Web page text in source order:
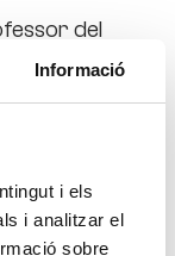
Informació
i els
i analitzar el
sobre
del
Esportiva
Curs:
de